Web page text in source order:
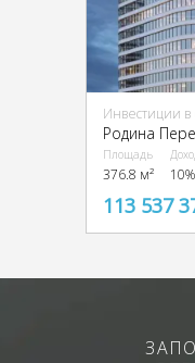
Инвестиции в
Родина
Площадь
376.8 м² 10%
113 537